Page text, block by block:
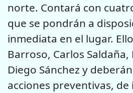
norte. Contará con
que se pondrán a
inmediata en el lugar.
Barroso, Carlos
Diego Sánchez y
acciones preventivas,